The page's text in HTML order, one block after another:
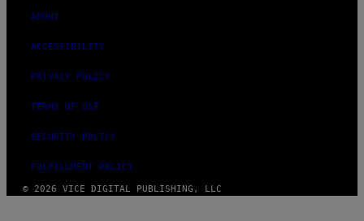
ABOUT
ACCESSIBILITY
PRIVACY POLICY
TERMS OF USE
SECURITY POLICY
FULFILLMENT POLICY
© 2026 VICE DIGITAL PUBLISHING, LLC